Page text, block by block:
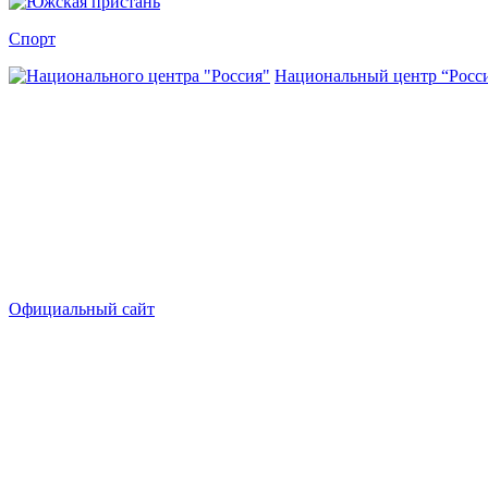
Спорт
Национальный центр
Официальный сайт